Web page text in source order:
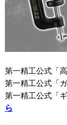
第一精工公式「
第一精工公式「
第一精工公式「
ら